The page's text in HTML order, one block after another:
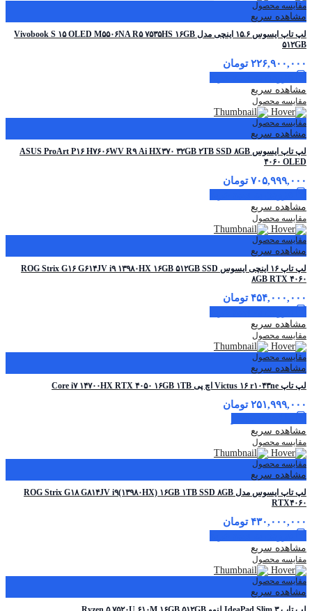
مقایسه محصول
مشاهده سریع
لپ تاپ ایسوس ۱۵.۶ اینچی مدل Vivobook S ۱۵ OLED M۵۵۰۶NA R۵ ۷۵۳۵HS ۱۶GB
۵۱۲GB
۲۲۶,۹۰۰,۰۰۰ تومان
مشاهده سریع
مقایسه محصول
مقایسه محصول
مشاهده سریع
لپ تاپ ایسوس ASUS ProArt P۱۶ H۷۶۰۶WV R۹ Ai HX۳۷۰ ۳۲GB ۲TB SSD ۸GB
۴۰۶۰ OLED
۷۰۵,۹۹۹,۰۰۰ تومان
مشاهده سریع
مقایسه محصول
مقایسه محصول
مشاهده سریع
لپ تاپ ۱۶ اینچی ایسوس ROG Strix G۱۶ G۶۱۴JV i۹ ۱۳۹۸۰HX ۱۶GB ۵۱۲GB SSD
۸GB RTX ۴۰۶۰
۴۵۴,۰۰۰,۰۰۰ تومان
مشاهده سریع
مقایسه محصول
مقایسه محصول
مشاهده سریع
لپ تاپ Victus ۱۶ r۱۰۴۳ne اچ پی Core i۷ ۱۴۷۰۰HX RTX ۴۰۵۰ ۱۶GB ۱TB
۲۵۱,۹۹۹,۰۰۰ تومان
مشاهده سریع
مقایسه محصول
مقایسه محصول
مشاهده سریع
لپ تاپ ایسوس مدل ROG Strix G۱۸ G۸۱۴JV i۹(۱۳۹۸۰HX) ۱۶GB ۱TB SSD ۸GB
RTX۴۰۶۰
۴۳۰,۰۰۰,۰۰۰ تومان
مشاهده سریع
مقایسه محصول
مقایسه محصول
مشاهده سریع